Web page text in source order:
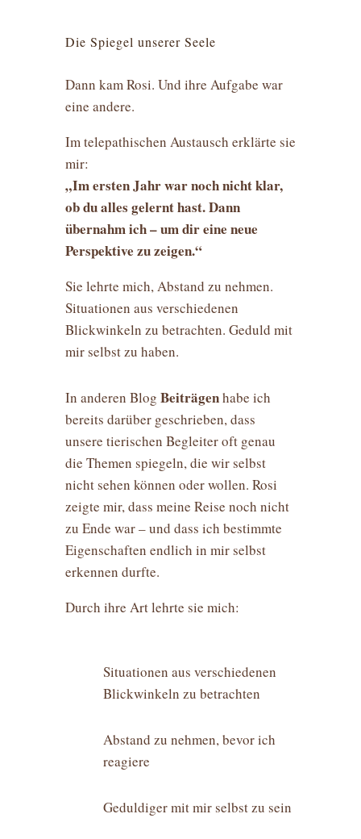
Die Spiegel unserer Seele
Dann kam Rosi. Und ihre Aufgabe war
eine andere.
Im telepathischen Austausch erklärte sie
mir:
„Im ersten Jahr war noch nicht klar,
ob du alles gelernt hast. Dann
übernahm ich – um dir eine neue
Perspektive zu zeigen.“
Sie lehrte mich, Abstand zu nehmen.
Situationen aus verschiedenen
Blickwinkeln zu betrachten. Geduld mit
mir selbst zu haben.
In anderen Blog Beiträgenhabe ich
bereits darüber geschrieben, dass
unsere tierischen Begleiter oft genau
die Themen spiegeln, die wir selbst
nicht sehen können oder wollen. Rosi
zeigte mir, dass meine Reise noch nicht
zu Ende war – und dass ich bestimmte
Eigenschaften endlich in mir selbst
erkennen durfte.
Durch ihre Art lehrte sie mich:
Situationen aus verschiedenen
Blickwinkeln zu betrachten
Abstand zu nehmen, bevor ich
reagiere
Geduldiger mit mir selbst zu sein